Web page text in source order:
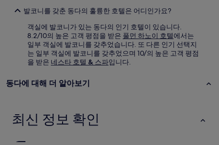
발코니를 갖춘 동다의 훌륭한 호텔은 어디인가요?
객실에 발코니가 있는 동다의 인기 호텔이 있습니다.
8.2/10의 높은 고객 평점을 받은 풀먼 하노이 호텔에서는
일부 객실에 발코니를 갖추었습니다. 또 다른 인기 선택지
는 일부 객실에 발코니를 갖추었으며 10/의 높은 고객 평점
을 받은 네스타 호텔 & 스파입니다.
동다에 대해 더 알아보기
최신 정보 확인